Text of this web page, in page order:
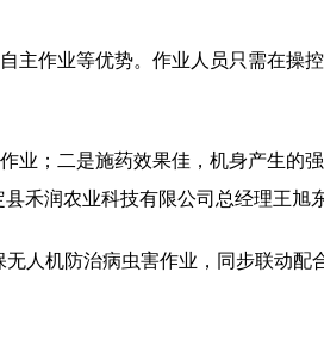
作业等优势。作业人员只需在操
业；二是施药效果佳，机身产生的
禾润农业科技有限公司总经理王旭
人机防治病虫害作业，同步联动